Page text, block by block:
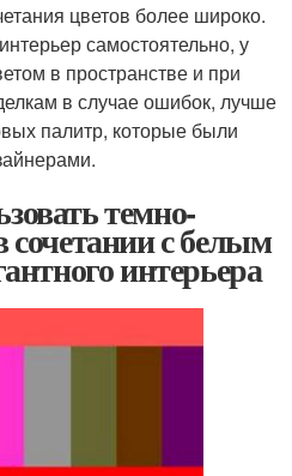
цветов более широко.
самостоятельно, у
в пространстве и при
в случае ошибок, лучше
палитр, которые были
темно-
сочетании с белым
интерьера